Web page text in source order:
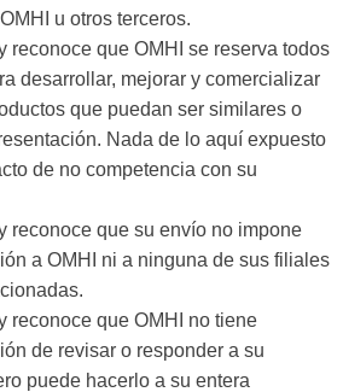
u otros terceros.
reconoce que OMHI se reserva todos
desarrollar, mejorar y comercializar
que puedan ser similares o
Nada de lo aquí expuesto
de no competencia con su
reconoce que su envío no impone
a OMHI ni a ninguna de sus filiales
reconoce que OMHI no tiene
de revisar o responder a su
puede hacerlo a su entera